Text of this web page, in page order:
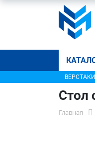
ВЕРСТАКИ
Стол
Главная